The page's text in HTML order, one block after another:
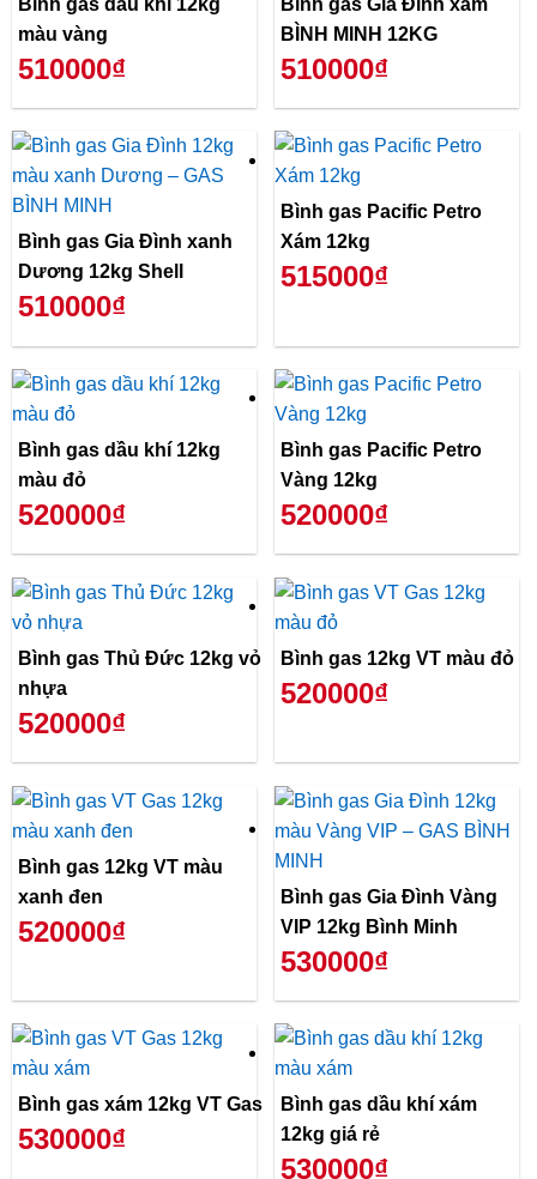
màu vàng
510000₫
BÌNH MINH 12KG
510000₫
Bình gas Gia Đình xanh
Dương 12kg Shell
510000₫
Bình gas Pacific Petro
Xám 12kg
515000₫
Bình gas dầu khí 12kg
màu đỏ
520000₫
Bình gas Pacific Petro
Vàng 12kg
520000₫
Bình gas Thủ Đức 12kg vỏ
nhựa
520000₫
Bình gas 12kg VT màu đỏ
520000₫
Bình gas 12kg VT màu
xanh đen
520000₫
Bình gas Gia Đình Vàng
VIP 12kg Bình Minh
530000₫
Bình gas xám 12kg VT Gas
530000₫
Bình gas dầu khí xám
12kg giá rẻ
530000₫